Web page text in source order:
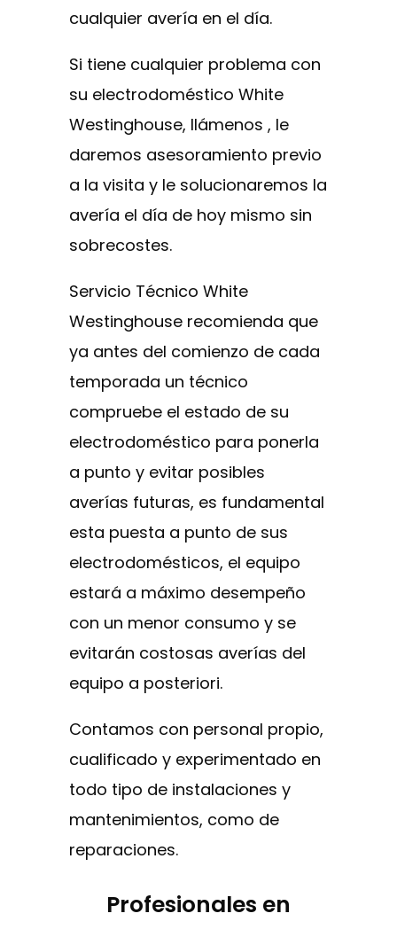
cualquier avería en el día.
Si tiene cualquier problema con
su electrodoméstico White
Westinghouse, llámenos , le
daremos asesoramiento previo
a la visita y le solucionaremos la
avería el día de hoy mismo sin
sobrecostes.
Servicio Técnico White
Westinghouse recomienda que
ya antes del comienzo de cada
temporada un técnico
compruebe el estado de su
electrodoméstico para ponerla
a punto y evitar posibles
averías futuras, es fundamental
esta puesta a punto de sus
electrodomésticos, el equipo
estará a máximo desempeño
con un menor consumo y se
evitarán costosas averías del
equipo a posteriori.
Contamos con personal propio,
cualificado y experimentado en
todo tipo de instalaciones y
mantenimientos, como de
reparaciones.
Profesionales en